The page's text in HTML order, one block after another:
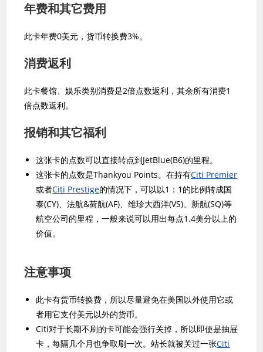
年费和其它费用
此卡年费0美元，货币转换费3%。
消费返利
此卡餐馆、娱乐类别消费是2倍点数返利，其余所有消费1
倍点数返利。
报销和其它福利
这张卡的点数可以直接转点到JetBlue(B6)的里程。
这张卡的点数是Thankyou Points。在持有Citi Premier
或者Citi Prestige的情况下，可以以1：1的比例转成国
泰(CY)、法航&荷航(AF)、维珍大西洋(VS)、新航(SQ)等
航空公司的里程，一般来说可以用出每点1.4美分以上的
价值。
注意事项
此卡有货币转换费，所以尽量避免在美国以外使用它或
者用它支付美元以外的货币。
Citi对于长期不刷的卡可能会强行关掉，所以即使是抽屉
卡，每隔几个月也争取刷一次。站长就被关过一张Citi